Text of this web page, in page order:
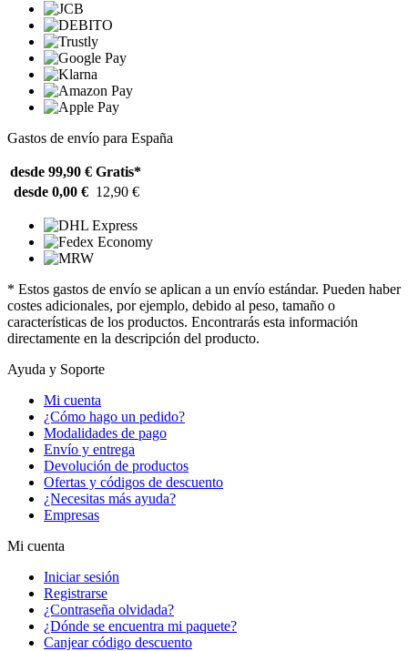
Gastos de envío para España
desde 99,90 € Gratis*
desde 0,00 € 12,90 €
* Estos gastos de envío se aplican a un envío estándar. Pueden haber
costes adicionales, por ejemplo, debido al peso, tamaño o
características de los productos. Encontrarás esta información
directamente en la descripción del producto.
Ayuda y Soporte
Mi cuenta
¿Cómo hago un pedido?
Modalidades de pago
Envío y entrega
Devolución de productos
Ofertas y códigos de descuento
¿Necesitas más ayuda?
Empresas
Mi cuenta
Iniciar sesión
Registrarse
¿Contraseña olvidada?
¿Dónde se encuentra mi paquete?
Canjear código descuento